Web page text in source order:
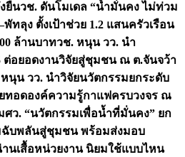
ยืนวช. ดันโมเดล “น้ำมั่นคง ไม่ท่วม
ทลุง ตั้งเป้าช่วย 1.2 แสนครัวเรือน
ล้านบาทวช. หนุน วว. นำ
ต่อยอดงานวิจัยสู่ชุมชน ณ ต.จันจว้า
นุน วว. นำวิจัยนวัตกรรมยกระดับ
ทอดองค์ความรู้กาแฟครบวงจร ณ
ว. “นวัตกรรมเพื่อน้ำที่มั่นคง” ยก
ฉับพลันสู่ชุมชน พร้อมส่งมอบ
านเสื้อหน่วยงาน นิยมใช้แบบไหน